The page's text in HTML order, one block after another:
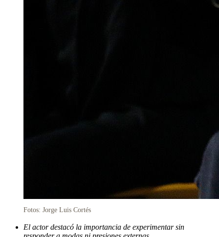
Fotos: Jorge Luis Cortés
El actor destacó la importancia de experimentar sin